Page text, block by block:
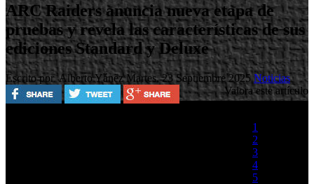
ARC Raiders anuncia nueva etapa de
pruebas y revela las características de sus
ediciones Standard y Deluxe
Escrito por Alberto YánezMartes, 23 Septiembre 2025Noticias
Valora este artículo
1
2
3
4
5